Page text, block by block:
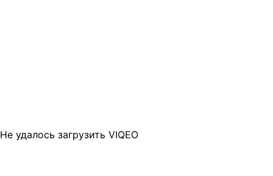
Не удалось загрузить VIQEO